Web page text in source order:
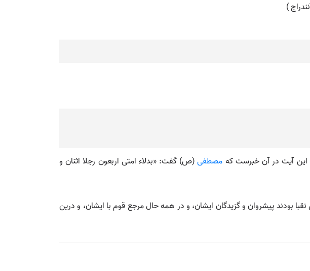
)
آیت در آن خبرست که مصطفی(ص) گفت: «بدلاء امتی اربعون رجلا اثنان و
بودند پیشروان و گزیدگان ایشان، و در همه حال مرجع قوم با ایشان، و درین